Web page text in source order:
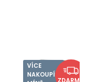
VÍCE
NAKOUPÍŠ,
ZDARMA
Smart Print
Kód: FILIMSTPU0327
Kód dod.:
5903707920327
EAN:5903707920327
Záruka 2 roky
225 Kč
Skladem >5 ks